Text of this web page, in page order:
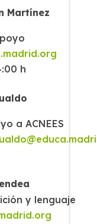
Martínez
h
a ACNEES
y lenguaje